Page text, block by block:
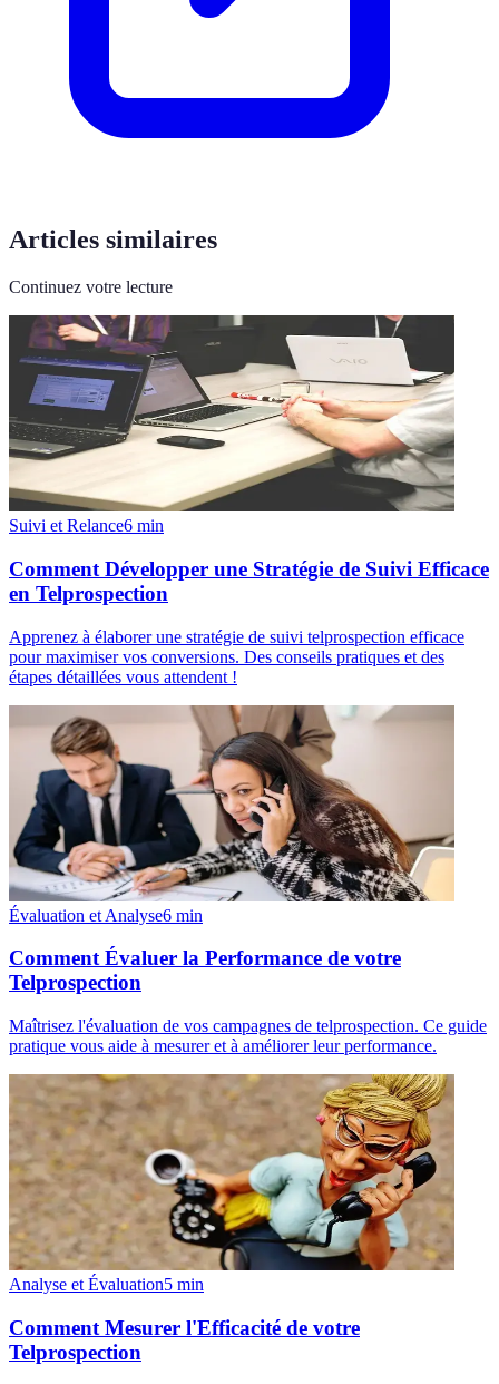
Articles similaires
Continuez votre lecture
Suivi et Relance6 min
Comment Développer une Stratégie de Suivi Efficace
en Telprospection
Apprenez à élaborer une stratégie de suivi telprospection efficace
pour maximiser vos conversions. Des conseils pratiques et des
étapes détaillées vous attendent !
Évaluation et Analyse6 min
Comment Évaluer la Performance de votre
Telprospection
Maîtrisez l'évaluation de vos campagnes de telprospection. Ce guide
pratique vous aide à mesurer et à améliorer leur performance.
Analyse et Évaluation5 min
Comment Mesurer l'Efficacité de votre
Telprospection